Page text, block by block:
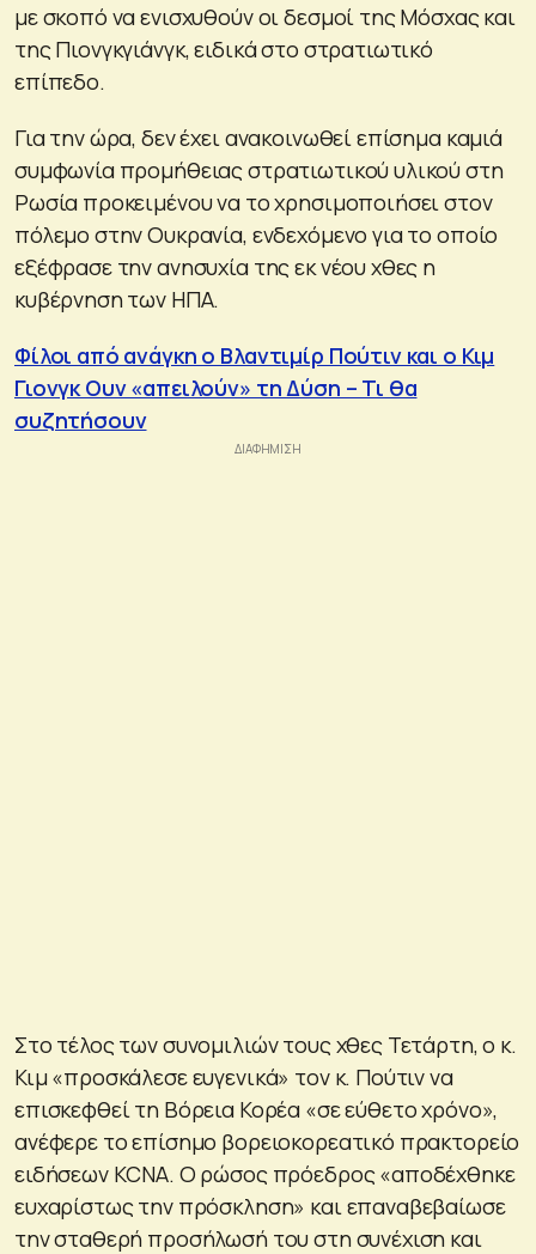
με σκοπό να ενισχυθούν οι δεσμοί της Μόσχας και
της Πιονγκγιάνγκ, ειδικά στο στρατιωτικό
επίπεδο.
Για την ώρα, δεν έχει ανακοινωθεί επίσημα καμιά
συμφωνία προμήθειας στρατιωτικού υλικού στη
Ρωσία προκειμένου να το χρησιμοποιήσει στον
πόλεμο στην Ουκρανία, ενδεχόμενο για το οποίο
εξέφρασε την ανησυχία της εκ νέου χθες η
κυβέρνηση των ΗΠΑ.
Φίλοι από ανάγκη ο Βλαντιμίρ Πούτιν και ο Κιμ
Γιονγκ Ουν «απειλούν» τη Δύση – Τι θα
συζητήσουν
Στο τέλος των συνομιλιών τους χθες Τετάρτη, ο κ.
Κιμ «προσκάλεσε ευγενικά» τον κ. Πούτιν να
επισκεφθεί τη Βόρεια Κορέα «σε εύθετο χρόνο»,
ανέφερε το επίσημο βορειοκορεατικό πρακτορείο
ειδήσεων KCNA. Ο ρώσος πρόεδρος «αποδέχθηκε
ευχαρίστως την πρόσκληση» και επαναβεβαίωσε
την σταθερή προσήλωσή του στη συνέχιση και